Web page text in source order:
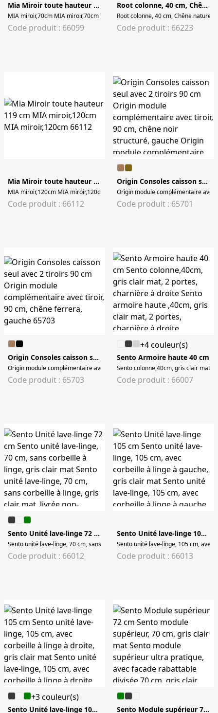
Mia Miroir toute hauteur 68 cm
MIA miroir,70cm MIA miroir,70cm
Code produit : 66099
Root colonne, 40 cm, Chêne naturel
Root colonne, 40 cm, Chêne naturel
Code produit : 66223
Mia Miroir toute hauteur 119 cm
MIA miroir,120cm MIA miroir,120cm
Code produit : 66112
Origin Consoles caisson seul avec 2 tiroirs 90 cm
Origin module complémentaire
Code produit : 65701
Origin Consoles caisson seul avec 2 tiroirs 90 cm
Origin module complémentaire avec tiroir, 90 cm, chêne ferrera, gauche
Code produit : 65703
+4 couleur(s)
Sento Armoire haute 40 cm
Sento colonne,40cm, gris clair mat,
Code produit : 66007
Sento Unité lave-linge 72 cm
Sento unité lave-linge, 70 cm, sans corbeille à linge, gris clair mat Sento
Code produit : 66012
Sento Unité lave-linge 105 cm
Sento unité lave-linge, 105 cm,
Code produit : 66013
+3 couleur(s)
Sento Unité lave-linge 105 cm Sento Module supérieur 72 cm